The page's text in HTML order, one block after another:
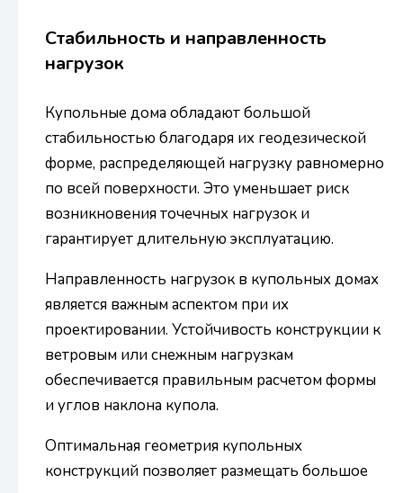
Стабильность и направленность
нагрузок
Купольные дома обладают большой
стабильностью благодаря их геодезической
форме, распределяющей нагрузку равномерно
по всей поверхности. Это уменьшает риск
возникновения точечных нагрузок и
гарантирует длительную эксплуатацию.
Направленность нагрузок в купольных домах
является важным аспектом при их
проектировании. Устойчивость конструкции к
ветровым или снежным нагрузкам
обеспечивается правильным расчетом формы
и углов наклона купола.
Оптимальная геометрия купольных
конструкций позволяет размещать большое